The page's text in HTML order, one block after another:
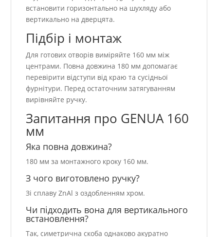
встановити горизонтально на шухляду або
вертикально на дверцята.
Підбір і монтаж
Для готових отворів виміряйте 160 мм між
центрами. Повна довжина 180 мм допомагає
перевірити відступи від краю та сусідньої
фурнітури. Перед остаточним затягуванням
вирівняйте ручку.
Запитання про GENUA 160
мм
Яка повна довжина?
180 мм за монтажного кроку 160 мм.
З чого виготовлено ручку?
Зі сплаву ZnAl з оздобленням хром.
Чи підходить вона для вертикального
встановлення?
Так, симетрична скоба однаково акуратно